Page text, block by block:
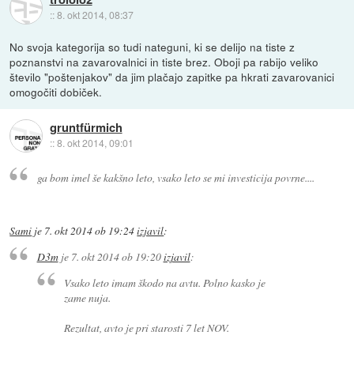
::8. okt 2014, 08:37
No svoja kategorija so tudi nateguni, ki se delijo na tiste z
poznanstvi na zavarovalnici in tiste brez. Oboji pa rabijo veliko
število "poštenjakov" da jim plačajo zapitke pa hkrati zavarovanici
omogočiti dobiček.
gruntfürmich
::8. okt 2014, 09:01
ga bom imel še kakšno leto, vsako leto se mi investicija povrne....
Sami je 7. okt 2014 ob 19:24izjavil:
D3mje 7. okt 2014 ob 19:20izjavil:
Vsako leto imam škodo na avtu. Polno kasko je
zame nuja.
Rezultat, avto je pri starosti 7 let NOV.